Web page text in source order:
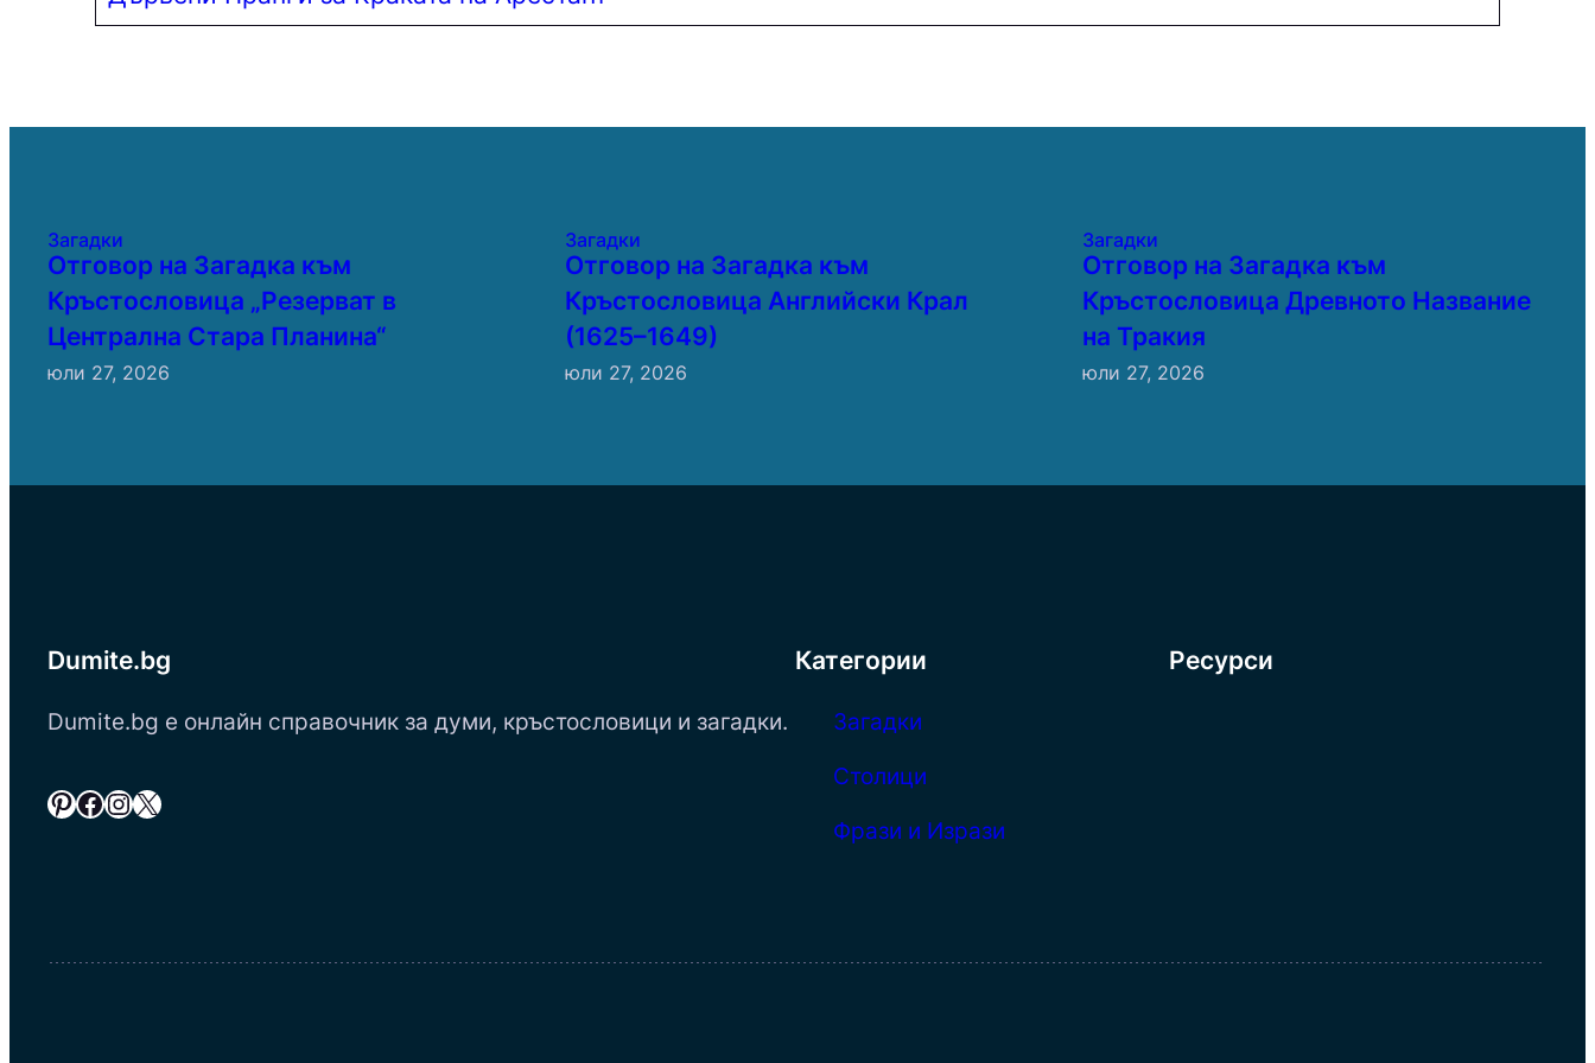
Загадки
Отговор на Загадка към
Кръстословица „Резерват в
Централна Стара Планина“
юли 27, 2026
Загадки
Отговор на Загадка към
Кръстословица Английски Крал
(1625–1649)
юли 27, 2026
Загадки
Отговор на Загадка към
Кръстословица Древното Название
на Тракия
юли 27, 2026
Dumite.bg
Dumite.bg е онлайн справочник за думи, кръстословици и загадки.
Pinterest Facebook InstagramX
Категории
Загадки
Столици
Фрази и Изрази
Ресурси